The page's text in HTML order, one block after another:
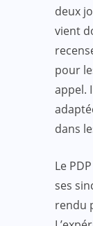
deux
vient
pour
appel.
dans
Le
ses
rendu